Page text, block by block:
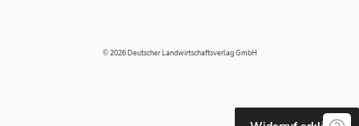
© 2026 Deutscher Landwirtschaftsverlag GmbH